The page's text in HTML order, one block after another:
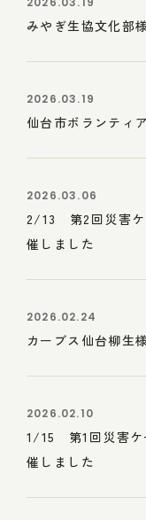
みやぎ生協文化部
2026.03.19
仙台市ボランティ
2026.03.06
2/13 第2回災害ケ
催しました
2026.02.24
カーブス仙台柳生
2026.02.10
1/15 第1回災害ケ
催しました